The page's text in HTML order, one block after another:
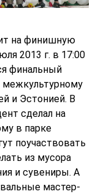
на финишную
2013 г. в 17:00
финальный
и Эстонией. В
сделал на
в парке
поучаствовать
из мусора
и сувениры. А
мастер-